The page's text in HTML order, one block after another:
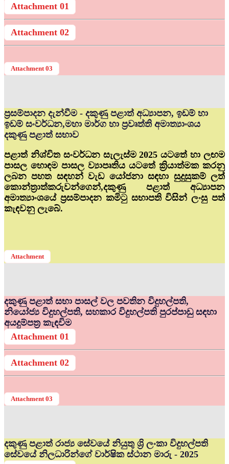
Attachment 01
Attachment 02
Attachment 03
ප්‍රසම්පාදන දැන්වීම - දකුණු පළාත් අධ්‍යාපන, ඉඩම් හා
ඉඩම් සංවර්ධන,මහා මාර්ග හා ප්‍රවෘත්ති අමාත්‍යාංශය
දකුණු පළාත් සභාව
පළාත් නිශ්චිත සංවර්ධන සැලැස්ම 2025 යටතේ හා ලඟම
පාසල හොඳම පාසල ව්‍යාපෘතිය යටතේ ක්‍රියාත්මක කරනු
ලබන පහත සඳහන් වැඩ යෝජනා සඳහා සුදුසුකම් ලත්
කොන්ත්‍රාත්කරුවන්ගෙන්,දකුණු පළාත් අධ්‍යාපන
අමාත්‍යාංශයේ ප්‍රසම්පාදන කමිටු සභාපති විසින් ලංසු පත්
කැඳවනු ලැබේ.
Attachment
දකුණු පළාත් සභා පාසල් වල පවතින විදුහල්පති,
නියෝජ්‍ය විදුහල්පති, සහකාර විදුහල්පති පුරප්පාඩු සඳහා
අයදුම්පත්‍ර කැඳවිම
Attachment 01
Attachment 02
Attachment 03
දකුණු පළාත් රාජ්‍ය සේවයේ නියුතු ශ්‍රි ලංකා විදුහල්පති
සේවයේ නිලධාරින්ගේ වාර්ෂික ස්ථාන මාරු - 2025